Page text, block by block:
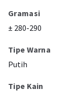
Gramasi
± 280-290
Tipe Warna
Putih
Tipe Kain